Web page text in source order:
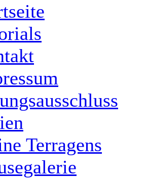
Terragens